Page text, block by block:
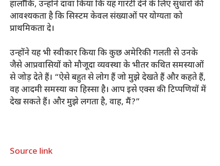
हालाँकि, उन्होंने दावा किया कि यह गारंटी देने के लिए सुधारों की
आवश्यकता है कि सिस्टम केवल संख्याओं पर योग्यता को
प्राथमिकता दे।
उन्होंने यह भी स्वीकार किया कि कुछ अमेरिकी गलती से उनके
जैसे आप्रवासियों को मौजूदा व्यवस्था के भीतर कथित समस्याओं
से जोड़ देते हैं। “ऐसे बहुत से लोग हैं जो मुझे देखते हैं और कहते हैं,
वह आदमी समस्या का हिस्सा है। आप इसे एक्स की टिप्पणियों में
देख सकते हैं। और मुझे लगता है, वाह, मैं?”
Source link